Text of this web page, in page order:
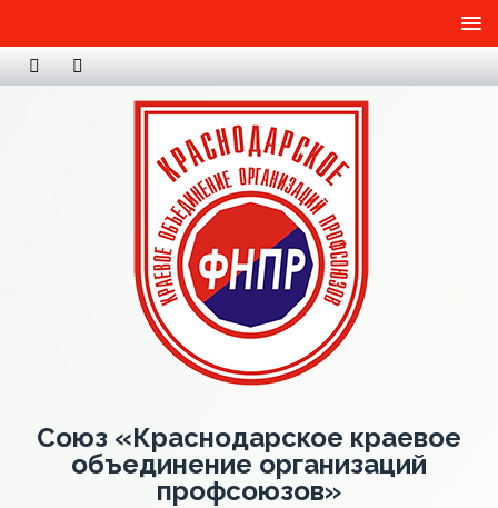
Союз «Краснодарское краевое
объединение организаций
профсоюзов»